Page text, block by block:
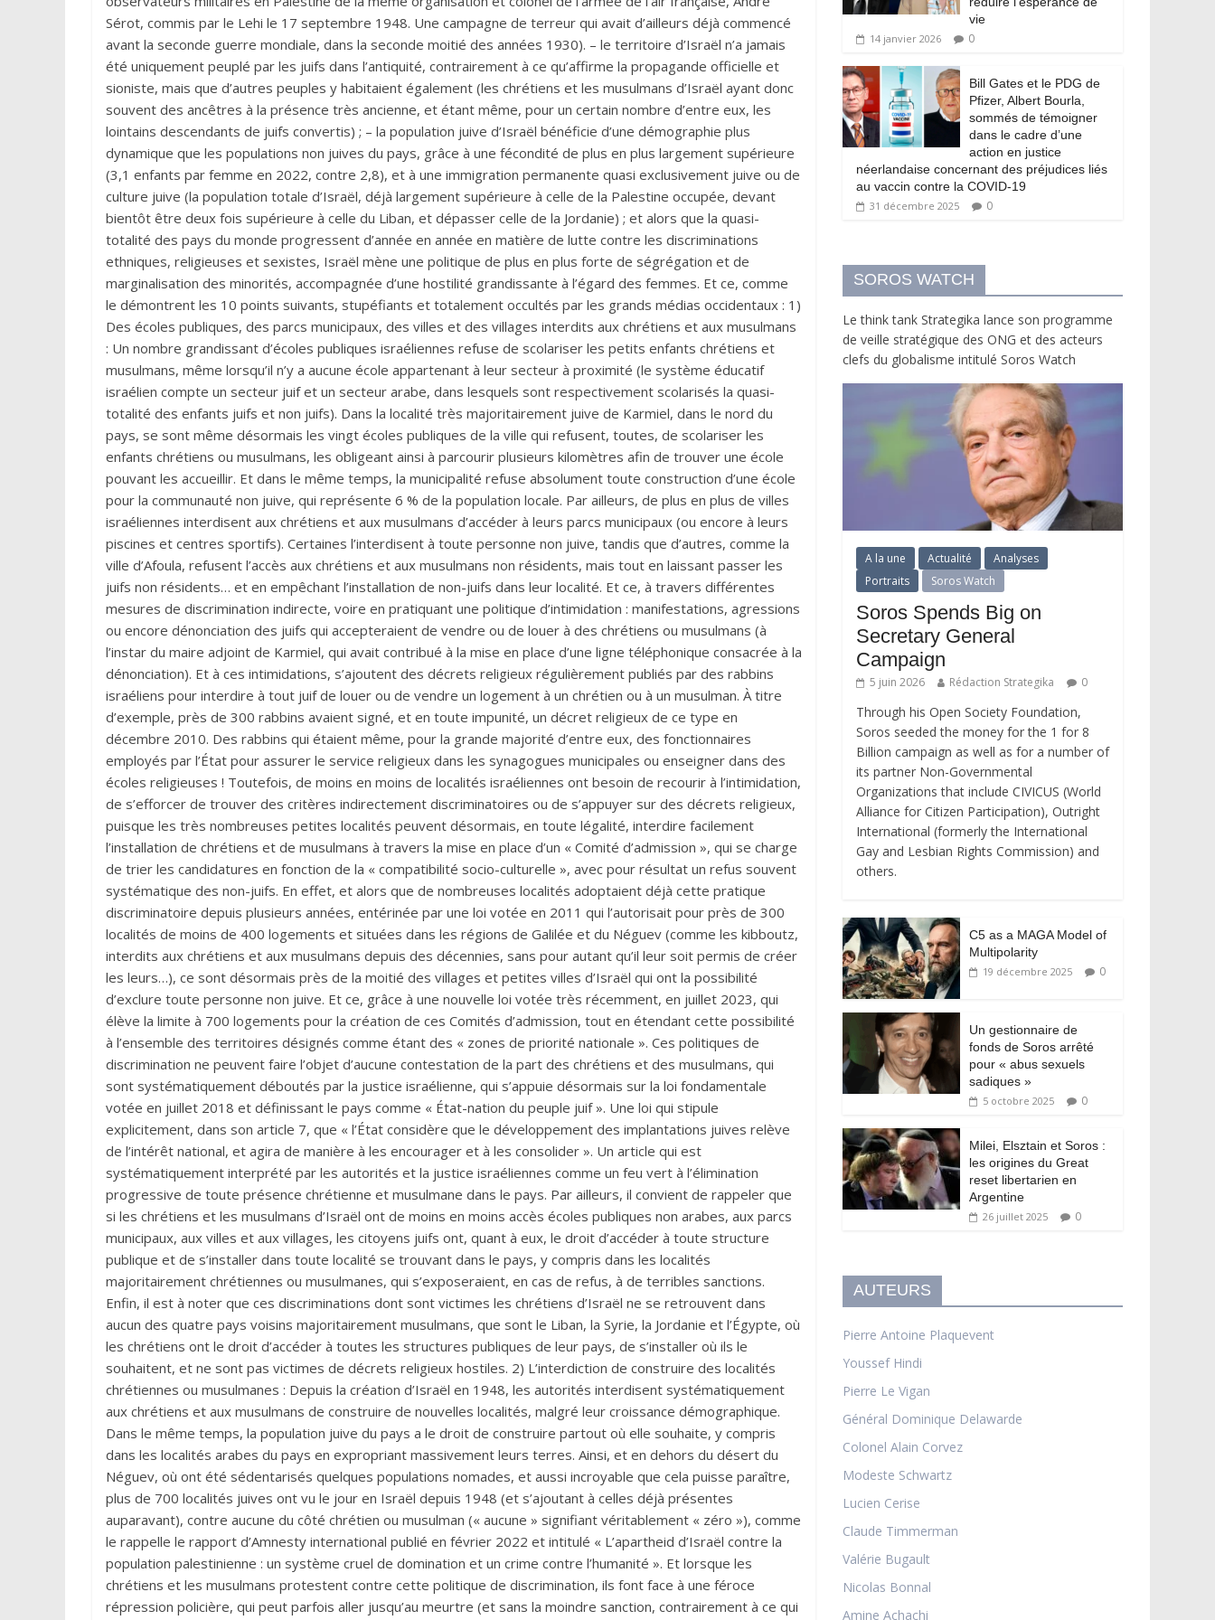
vie
14 janvier 2026 0
Bill Gates et le PDG de
Pfizer, Albert Bourla,
sommés de témoigner
dans le cadre d’une
action en justice
néerlandaise concernant des préjudices liés
au vaccin contre la COVID-19
31 décembre 2025 0
SOROS WATCH
Le think tank Strategika lance son programme
de veille stratégique des ONG et des acteurs
clefs du globalisme intitulé Soros Watch
A la une Actualité
Analyses
Portraits
Soros Watch
Soros Spends Big on
Secretary General
Campaign
5 juin 2026 Rédaction Strategika 0
Through his Open Society Foundation,
Soros seeded the money for the 1 for 8
Billion campaign as well as for a number of
its partner Non-Governmental
Organizations that include CIVICUS (World
Alliance for Citizen Participation), Outright
International (formerly the International
Gay and Lesbian Rights Commission) and
others.
C5 as a MAGA Model of
Multipolarity
19 décembre 2025 0
Un gestionnaire de
fonds de Soros arrêté
pour « abus sexuels
sadiques »
5 octobre 2025 0
Milei, Elsztain et Soros :
les origines du Great
reset libertarien en
Argentine
26 juillet 2025 0
AUTEURS
Pierre Antoine Plaquevent
Youssef Hindi
Pierre Le Vigan
Général Dominique Delawarde
Colonel Alain Corvez
Modeste Schwartz
Lucien Cerise
Claude Timmerman
Valérie Bugault
Nicolas Bonnal
Amine Achachi